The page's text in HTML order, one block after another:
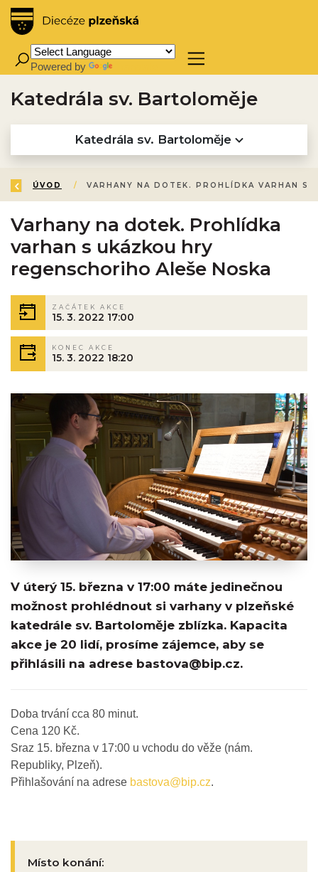
Powered by
Katedrála sv. Bartoloměje
Katedrála sv. Bartoloměje
ZPĚT
ÚVOD /
Varhany na dotek. Prohlídka
varhan s ukázkou hry
regenschoriho Aleše Noska
ZAČÁTEK AKCE
15. 3. 2022 17:00
KONEC AKCE
15. 3. 2022 18:20
V úterý 15. března v 17:00 máte jedinečnou
možnost prohlédnout si varhany v plzeňské
katedrále sv. Bartoloměje zblízka. Kapacita
akce je 20 lidí, prosíme zájemce, aby se
přihlásili na adrese bastova@bip.cz.
Doba trvání cca 80 minut.
Cena 120 Kč.
Sraz 15. března v 17:00 u vchodu do věže (nám.
Republiky, Plzeň).
Přihlašování na adrese bastova@bip.cz.
Místo konání: